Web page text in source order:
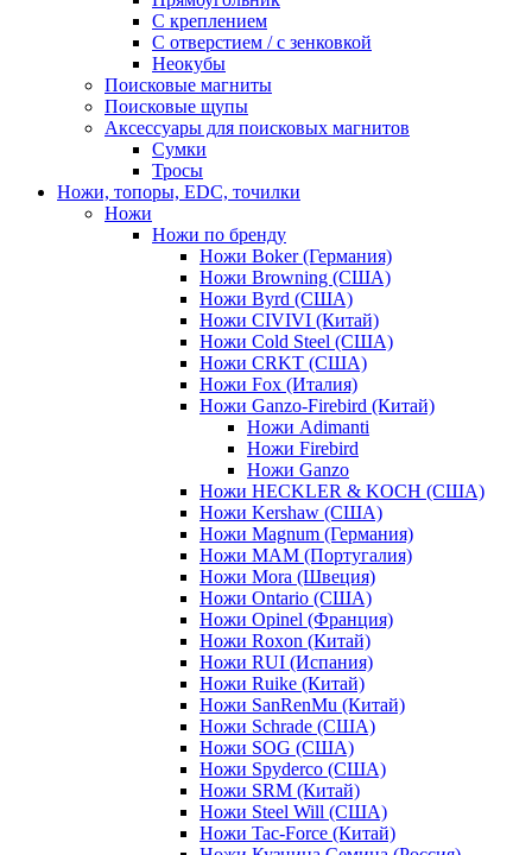
С креплением
С отверстием / с зенковкой
Неокубы
Поисковые магниты
Поисковые щупы
Аксессуары для поисковых магнитов
Сумки
Тросы
Ножи, топоры, EDC, точилки
Ножи
Ножи по бренду
Ножи Boker (Германия)
Ножи Browning (США)
Ножи Byrd (США)
Ножи CIVIVI (Китай)
Ножи Cold Steel (США)
Ножи CRKT (США)
Ножи Fox (Италия)
Ножи Ganzo-Firebird (Китай)
Ножи Adimanti
Ножи Firebird
Ножи Ganzo
Ножи HECKLER & KOCH (США)
Ножи Kershaw (США)
Ножи Magnum (Германия)
Ножи MAM (Португалия)
Ножи Mora (Швеция)
Ножи Ontario (США)
Ножи Opinel (Франция)
Ножи Roxon (Китай)
Ножи RUI (Испания)
Ножи Ruike (Китай)
Ножи SanRenMu (Китай)
Ножи Schrade (США)
Ножи SOG (США)
Ножи Spyderco (США)
Ножи SRM (Китай)
Ножи Steel Will (США)
Ножи Tac-Force (Китай)